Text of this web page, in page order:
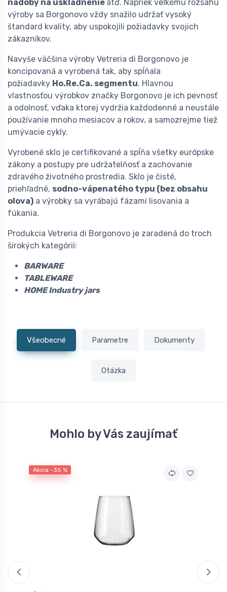
nádoby na uskladnenie atď. Napriek veľkému rozsahu
výroby sa Borgonovo vždy snažilo udržať vysoký
štandard kvality, aby uspokojili požiadavky svojich
zákazníkov.
Navyše väčšina výroby Vetreria di Borgonovo je
koncipovaná a vyrobená tak, aby spĺňala
požiadavky Ho.Re.Ca. segmentu. Hlavnou
vlastnosťou výrobkov značky Borgonovo je ich pevnosť
a odolnosť, vďaka ktorej vydržia každodenné a neustále
používanie mnoho mesiacov a rokov, a samozrejme tiež
umývacie cykly.
Vyrobené sklo je certifikované a spĺňa všetky európske
zákony a postupy pre udržatelňosť a zachovanie
zdravého životného prostredia. Sklo je čisté,
priehľadné, sodno-vápenatého typu (bez obsahu
olova) a výrobky sa vyrábajú fázami lisovania a
fúkania.
Produkcia Vetreria di Borgonovo je zaradená do troch
širokých kategórií:
BARWARE
TABLEWARE
HOME Industry jars
Všeobecné Parametre Dokumenty
Otázka
Mohlo by Vás zaujímať
Akcia -35 %